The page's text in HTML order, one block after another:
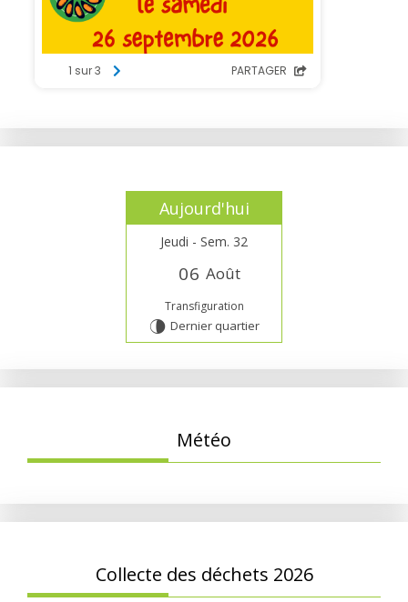
Aujourd'hui
Jeudi - Sem. 32
06 Août
Transfiguration
U Dernier quartier
Météo
Collecte des déchets 2026